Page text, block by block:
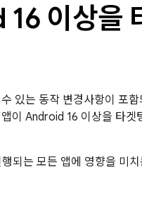
이상을
있는 동작 변경사항이 포
이 Android 16 이상을 타겟
되는 모든 앱에 영향을 미치